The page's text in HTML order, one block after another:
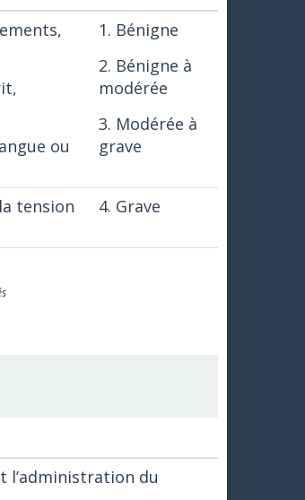
ou
1. Bénigne
2. Bénigne à
modérée
3. Modérée à
grave
tension
4. Grave
l’administration du